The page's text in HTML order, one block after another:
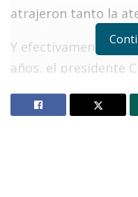
atrajeron tanto la
Y efectivamente,
años, el presidente
antenoche en la